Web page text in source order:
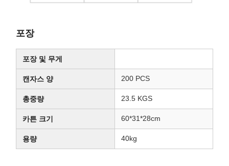
포장
포장 및 무게
캔자스 양 200 PCS
총중량 23.5 KGS
카튼 크기 60*31*28cm
용량 40kg